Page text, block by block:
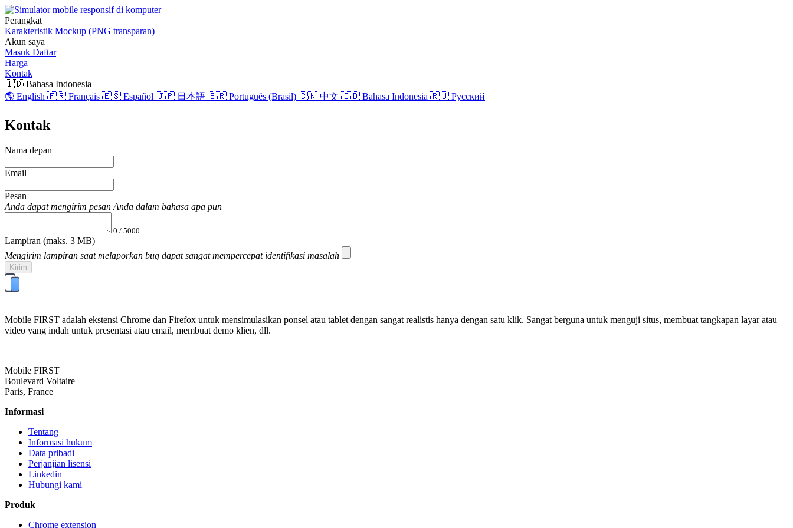
Perangkat
Karakteristik Mockup (PNG transparan)
Akun saya
Masuk Daftar
Harga
Kontak
🇮🇩 Bahasa Indonesia
🌎 English 🇫🇷 Français 🇪🇸 Español 🇯🇵 日本語 🇧🇷 Português (Brasil) 🇨🇳 中文 🇮🇩 Bahasa Indonesia 🇷🇺 Русский
Kontak
Nama depan
Email
Pesan
Anda dapat mengirim pesan Anda dalam bahasa apa pun
0 / 5000
Lampiran (maks. 3 MB)
Mengirim lampiran saat melaporkan bug dapat sangat mempercepat identifikasi masalah
Kirim
Mobile FIRST adalah ekstensi Chrome dan Firefox untuk mensimulasikan ponsel atau tablet dengan sangat realistis hanya dengan satu klik. Sangat berguna untuk menguji situs, membuat tangkapan layar atau
video yang indah untuk presentasi atau email, membuat demo klien, dll.
Mobile FIRST
Boulevard Voltaire
Paris, France
Informasi
Tentang
Informasi hukum
Data pribadi
Perjanjian lisensi
Linkedin
Hubungi kami
Produk
Chrome extension